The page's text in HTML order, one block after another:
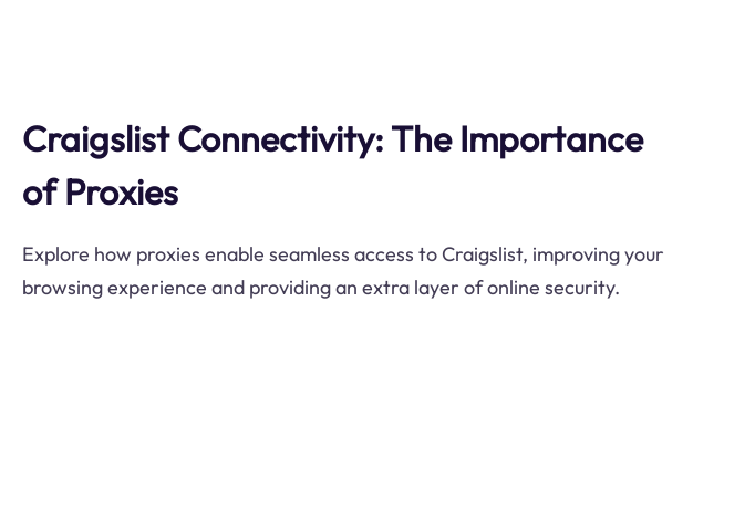
Craigslist Connectivity: The Importance
of Proxies
Explore how proxies enable seamless access to Craigslist, improving your
browsing experience and providing an extra layer of online security.